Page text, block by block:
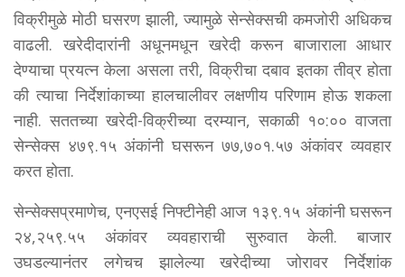
विक्रीमुळे मोठी घसरण झाली, ज्यामुळे सेन्सेक्सची कमजोरी अधिकच
वाढली. खरेदीदारांनी अधूनमधून खरेदी करून बाजाराला आधार
देण्याचा प्रयत्न केला असला तरी, विक्रीचा दबाव इतका तीव्र होता
की त्याचा निर्देशांकाच्या हालचालीवर लक्षणीय परिणाम होऊ शकला
नाही. सततच्या खरेदी-विक्रीच्या दरम्यान, सकाळी १०:०० वाजता
सेन्सेक्स ४७९.१५ अंकांनी घसरून ७७,७०१.५७ अंकांवर व्यवहार
करत होता.
सेन्सेक्सप्रमाणेच, एनएसई निफ्टीनेही आज १३९.१५ अंकांनी घसरून
२४,२५९.५५ अंकांवर व्यवहाराची सुरुवात केली. बाजार
उघडल्यानंतर लगेचच झालेल्या खरेदीच्या जोरावर निर्देशांक